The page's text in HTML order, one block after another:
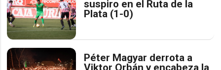
suspiro en el Ruta de la
Plata (1-0)
Péter Magyar derrota a
Viktor Orbán y encabeza la